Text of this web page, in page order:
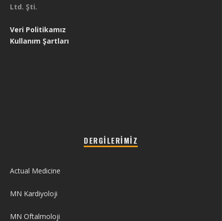
Ltd. Şti.
Veri Politikamız
Kullanım Şartları
DERGILERIMIZ
Actual Medicine
MN Kardiyoloji
MN Oftalmoloji